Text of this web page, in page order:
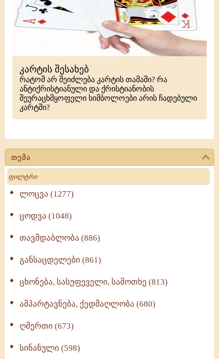
თემა
Search
ლოცვა (1277)
ცოდვა (1048)
თავმდაბლობა (886)
განსაცდელები (861)
ცხონება, სასუფეველი, სამოთხე (813)
ამპარტავნება, ქედმაღლობა (680)
ღმერთი (673)
სინანული (598)
კარტის შესახებ
რატომ არ შეიძლება კარტის თამაში? რა
ანტიქრისტიანული და ქრისტიანობის
შეურაცხმყოფელი სიმბოლოები არის ჩადებული
კარტში?